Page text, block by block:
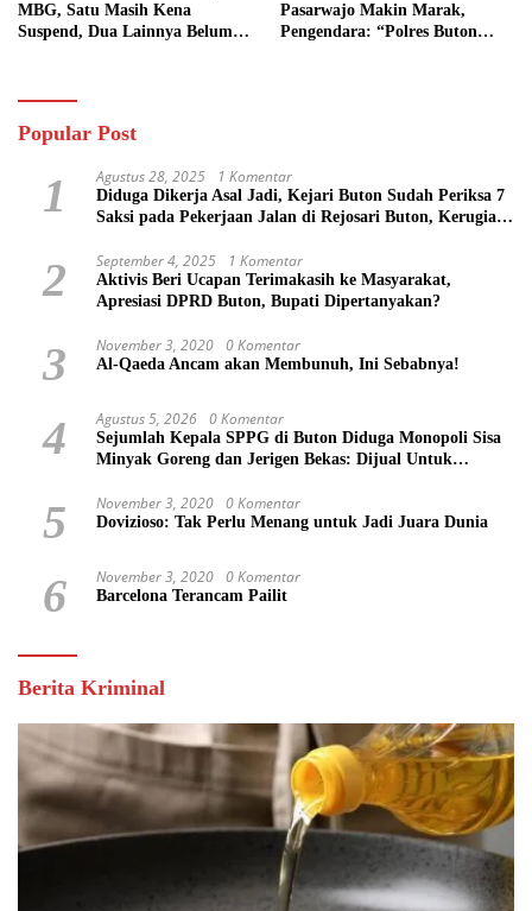
MBG, Satu Masih Kena
Suspend, Dua Lainnya Belum
Pasarwajo Makin Marak,
Pengendara: “Polres Buton
Popular Post
1 Agustus 28, 2025 1 Komentar
Diduga Dikerja Asal Jadi, Kejari Buton Sudah Periksa 7
Saksi pada Pekerjaan Jalan di Rejosari Buton, Kerugian
2 September 4, 2025 1 Komentar
Aktivis Beri Ucapan Terimakasih ke Masyarakat,
Apresiasi DPRD Buton, Bupati Dipertanyakan?
3 November 3, 2020 0 Komentar
Al-Qaeda Ancam akan Membunuh, Ini Sebabnya!
4 Agustus 5, 2026 0 Komentar
Sejumlah Kepala SPPG di Buton Diduga Monopoli Sisa
Minyak Goreng dan Jerigen Bekas: Dijual Untuk
5 November 3, 2020 0 Komentar
Dovizioso: Tak Perlu Menang untuk Jadi Juara Dunia
6 November 3, 2020 0 Komentar
Barcelona Terancam Pailit
Berita Kriminal